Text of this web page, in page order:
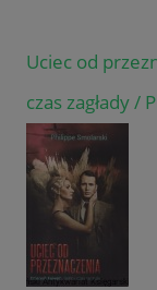
Uciec od
czas zagłady /